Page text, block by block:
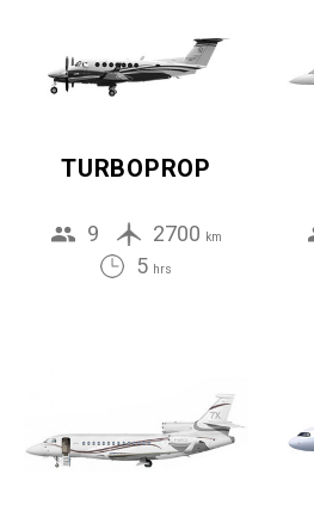
TURBOPROP
9 2700 km
5 hrs